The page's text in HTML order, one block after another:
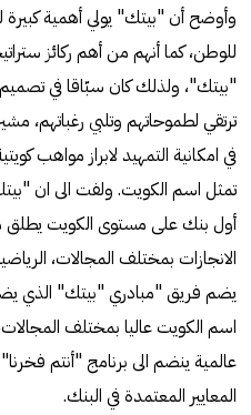
وأوضح أن "بيتك" يولي أهمية كبيرة
للوطن، كما أنهم من أهم ركائز
"بيتك"، ولذلك كان سبّاقا في
في امكانية التمهيد لابراز مواهب
تمثل اسم الكويت. ولفت الى ان
أول بنك على مستوى الكويت يطلق
الانجازات بمختلف المجالات،
يضم فريق "مبادري "بيتك" الذي
اسم الكويت عاليا بمختلف
عالمية ينضم الى برنامج "أنتم
المعايير المعتمدة في البنك.